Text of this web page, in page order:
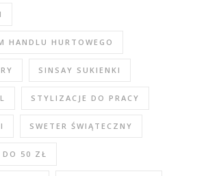
HANDLU HURTOWEGO
SINSAY SUKIENKI
STYLIZACJE DO PRACY
SWETER ŚWIĄTECZNY
DO 50 ZŁ